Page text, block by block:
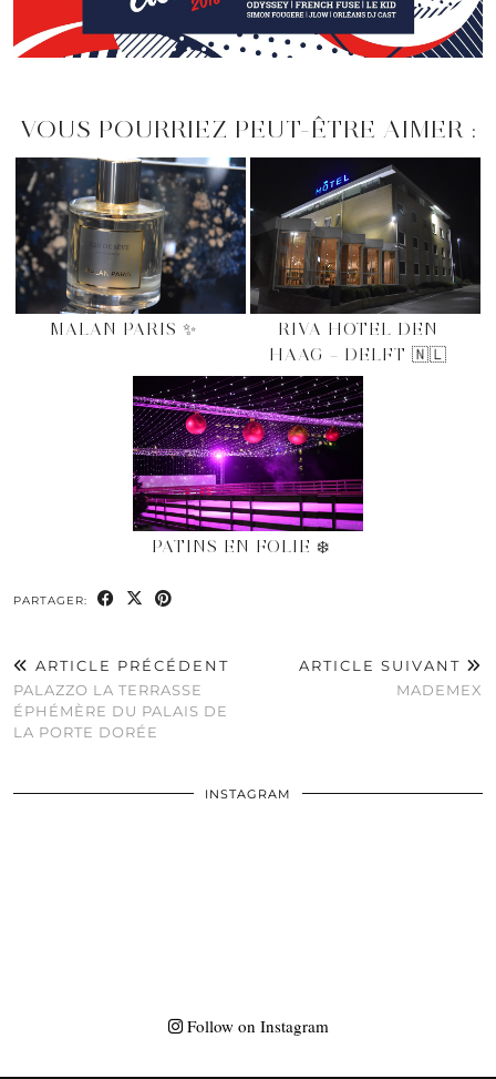
VOUS POURRIEZ PEUT-ÊTRE AIMER :
MALAN PARIS ✨
RIVA HOTEL DEN
HAAG – DELFT 🇳🇱
PATINS EN FOLIE ❄️
PARTAGER:
ARTICLE PRÉCÉDENT
PALAZZO LA TERRASSE
ÉPHÉMÈRE DU PALAIS DE
LA PORTE DORÉE
ARTICLE SUIVANT
MADEMEX
INSTAGRAM
Follow on Instagram